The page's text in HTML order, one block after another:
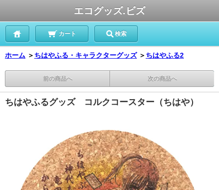
エコグッズ.ビズ
カート 検索
ホーム ＞ ちはやふる・キャラクターグッズ ＞ ちはやふる2
前の商品へ 次の商品へ
ちはやふるグッズ コルクコースター（ちはや）